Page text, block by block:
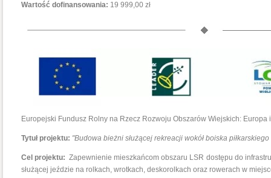
Wartość dofinansowania: 19 999,00 zł
Europejski Fundusz Rolny na Rzecz Rozwoju Obszarów Wiejskich:
Tytuł projektu: "Budowa bieżni służącej rekreacji wokół boiska
Cel projektu: Zapewnienie mieszkańcom obszaru LSR dostępu do
służącej jeździe na rolkach, wrotkach, deskorolkach oraz rowerach w